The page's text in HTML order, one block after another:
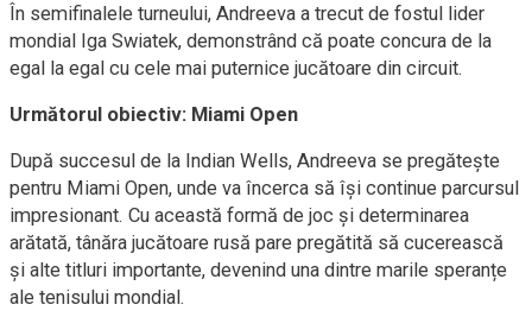
În semifinalele turneului, Andreeva a trecut de fostul lider
mondial Iga Swiatek, demonstrând că poate concura de la
egal la egal cu cele mai puternice jucătoare din circuit.
Următorul obiectiv: Miami Open
După succesul de la Indian Wells, Andreeva se pregătește
pentru Miami Open, unde va încerca să își continue parcursul
impresionant. Cu această formă de joc și determinarea
arătată, tânăra jucătoare rusă pare pregătită să cucerească
și alte titluri importante, devenind una dintre marile speranțe
ale tenisului mondial.